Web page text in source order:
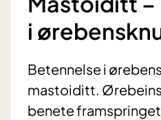
i
Betennelse i
mastoiditt.
benete